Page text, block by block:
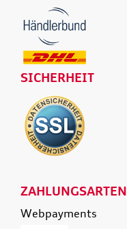
SICHERHEIT
ZAHLUNGSARTEN
Webpayments